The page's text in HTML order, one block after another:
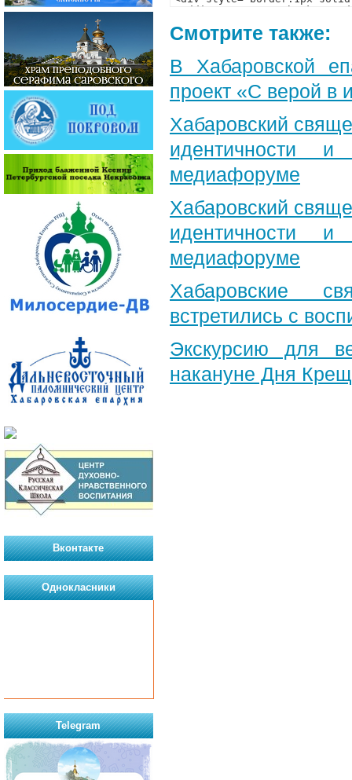
Смотрите также:
В Хабаровской
проект «С верой в
Хабаровский
идентичности
медиафоруме
Хабаровский
идентичности
медиафоруме
Хабаровские
встретились с
Экскурсию для
накануне Дня
Вконтакте
Однокласники
Telegram